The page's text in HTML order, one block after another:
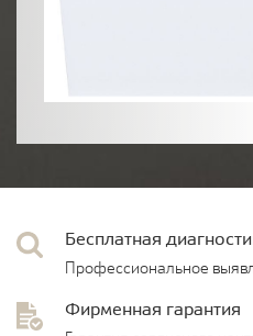
Бесплатная
Профессиональное
Фирменная гарантия